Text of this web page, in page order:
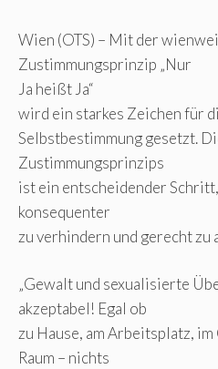
Wien (OTS) – Mit der
Zustimmungsprinzip „Nur
Ja heißt Ja“
wird ein starkes Zeichen für
Selbstbestimmung gesetzt.
Zustimmungsprinzips
ist ein entscheidender
konsequenter
zu verhindern und gerecht zu
„Gewalt und sexualisierte
akzeptabel! Egal ob
zu Hause, am Arbeitsplatz,
Raum – nichts